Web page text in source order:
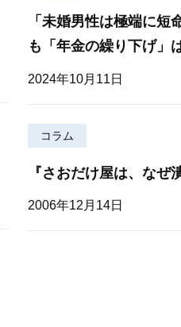
「未婚男性は極端に
も「年金の繰り下げ」
2024年10月11日
コラム
『さおだけ屋は、なぜ
2006年12月14日